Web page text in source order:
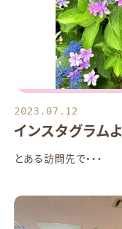
2023.07.12
インスタグラム
とある訪問先で・・・